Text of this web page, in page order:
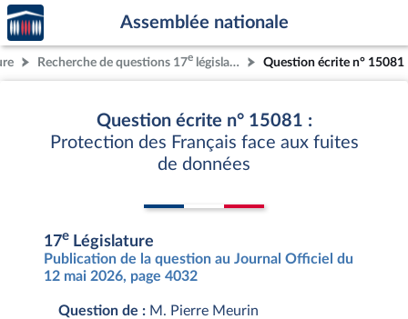
Aller au contenu
Aller en bas de la page
Accèder
à la
page
d'accueil
Assemblée nationale
Recherche de questions 17e législature Question écrite n° 15081
Question écrite n° 15081 :
Protection des Français face aux fuites
de données
17e Législature
Publication de la question au Journal Officiel du
12 mai 2026, page 4032
Question de : M. Pierre Meurin